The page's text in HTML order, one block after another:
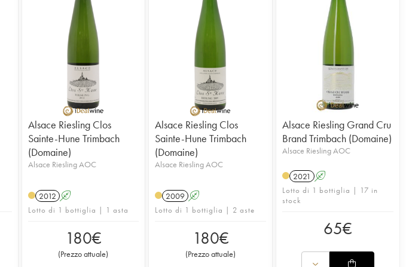
Alsace Riesling Clos
Sainte-Hune Trimbach
(Domaine)
Alsace Riesling AOC
2012 A
Lotto di 1 bottiglia | 1 asta
180€
(Prezzo attuale)
Alsace Riesling Clos
Sainte-Hune Trimbach
(Domaine)
Alsace Riesling AOC
2009 A
Lotto di 1 bottiglia | 2 aste
180€
(Prezzo attuale)
Alsace Riesling Grand Cru
Brand Trimbach (Domaine)
Alsace Riesling AOC
2021 A
Lotto di 1 bottiglia | 17 in
stock
65€